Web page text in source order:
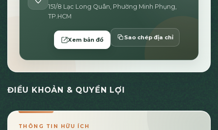
151/8 Lạc Long Quân, Phường Minh Phụng,
TP.HCM
Xem bản đồ Sao chép địa chỉ
ĐIỀU KHOẢN & QUYỀN LỢI
THÔNG TIN HỮU ÍCH